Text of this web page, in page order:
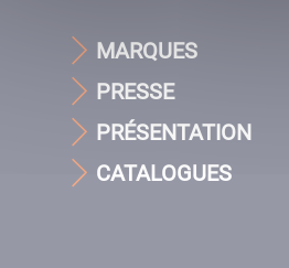
MARQUES
PRESSE
PRÉSENTATION
CATALOGUES